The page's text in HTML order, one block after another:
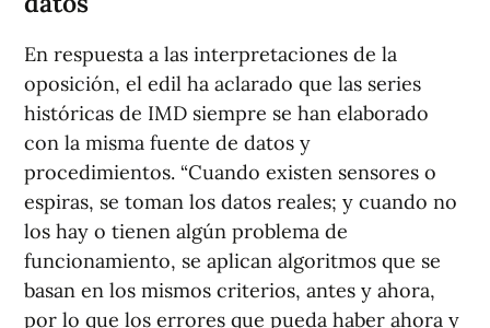
En respuesta a las interpretaciones de la
oposición, el edil ha aclarado que las series
históricas de IMD siempre se han elaborado
con la misma fuente de datos y
procedimientos. “Cuando existen sensores o
espiras, se toman los datos reales; y cuando no
los hay o tienen algún problema de
funcionamiento, se aplican algoritmos que se
basan en los mismos criterios, antes y ahora,
por lo que los errores que pueda haber ahora y